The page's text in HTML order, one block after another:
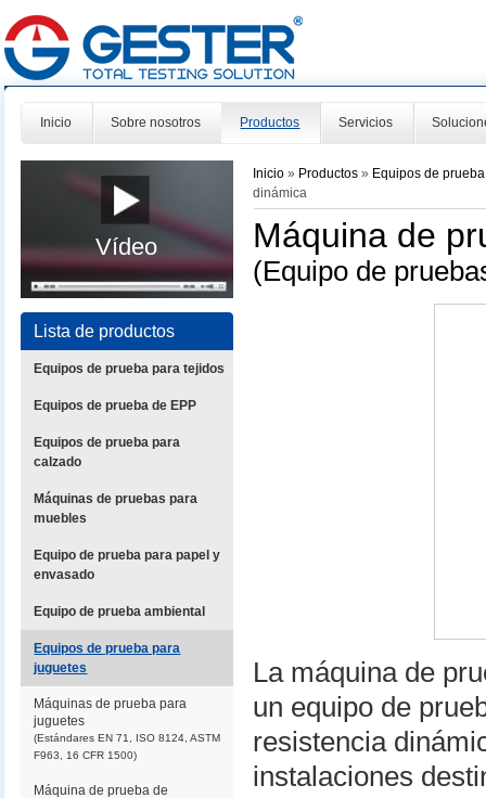
Inicio Sobre nosotros Productos Servicios
Vídeo
Lista de productos
Equipos de prueba para tejidos
Equipos de prueba de EPP
Equipos de prueba para
calzado
Máquinas de pruebas para
muebles
Equipo de prueba para papel y
envasado
Equipo de prueba ambiental
Equipos de prueba para
juguetes
Máquinas de prueba para
juguetes
(Estándares EN 71, ISO 8124, ASTM
F963, 16 CFR 1500)
Máquina de prueba de
Inicio » Productos» Equipos de
dinámica
Máquina de
(Equipo de
La máquina de
un equipo de
resistencia
instalaciones